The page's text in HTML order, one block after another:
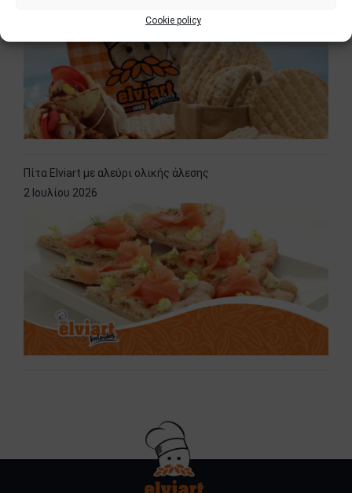
Cookie policy
Πίτα Elviart με αλεύρι ολικής άλεσης
2 Ιουλίου 2026